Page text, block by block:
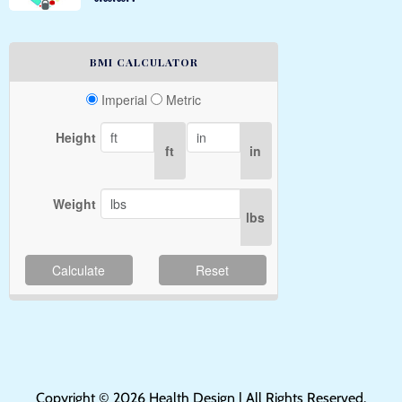
BMI CALCULATOR
Imperial Metric
Height
ft in
Weight
lbs
Calculate Reset
Copyright © 2026 Health Design | All Rights Reserved.